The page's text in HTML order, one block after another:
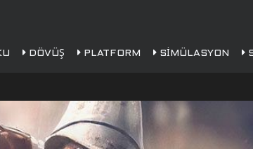
DÖVÜŞ PLATFORM SIMÜLASYON